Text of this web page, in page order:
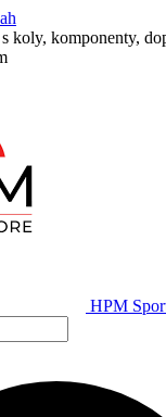
koly, komponenty,
HPM